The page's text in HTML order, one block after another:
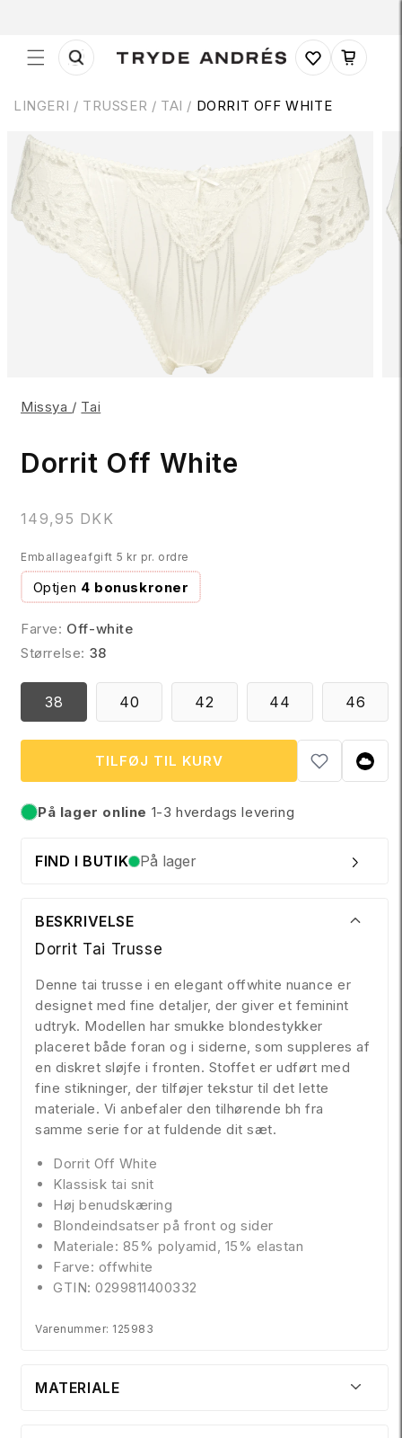
Indkøbskurv
LINGERI / TRUSSER / TAI / DORRIT OFF WHITE
Missya / Tai
Dorrit Off White
N
r
m
a
l
p
149,95 DKK
Emballageafgift 5 kr pr. ordre
Optjen 4 bonuskroner
Farve: Off-white
Størrelse: 38
38 40 42 44 46
TILFØJ TIL KURV
På lager
På lager online 1-3 hverdags levering
FIND I BUTIK På lager
BESKRIVELSE
Dorrit Tai Trusse
Denne tai trusse i en elegant offwhite nuance er
designet med fine detaljer, der giver et feminint
udtryk. Modellen har smukke blondestykker
placeret både foran og i siderne, som suppleres af
en diskret sløjfe i fronten. Stoffet er udført med
fine stikninger, der tilføjer tekstur til det lette
materiale. Vi anbefaler den tilhørende bh fra
samme serie for at fuldende dit sæt.
Dorrit Off White
Klassisk tai snit
Høj benudskæring
Blondeindsatser på front og sider
Materiale: 85% polyamid, 15% elastan
Farve: offwhite
GTIN: 0299811400332
Varenummer: 125983
MATERIALE